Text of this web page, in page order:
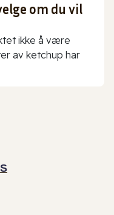
om du vil
ikke å være
av ketchup har